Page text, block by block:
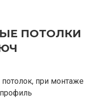
ПОТОЛКИ
при монтаже